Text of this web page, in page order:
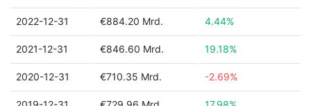
2022-12-31 €884.20 Mrd. 4.44%
2021-12-31 €846.60 Mrd. 19.18%
2020-12-31 €710.35 Mrd. -2.69%